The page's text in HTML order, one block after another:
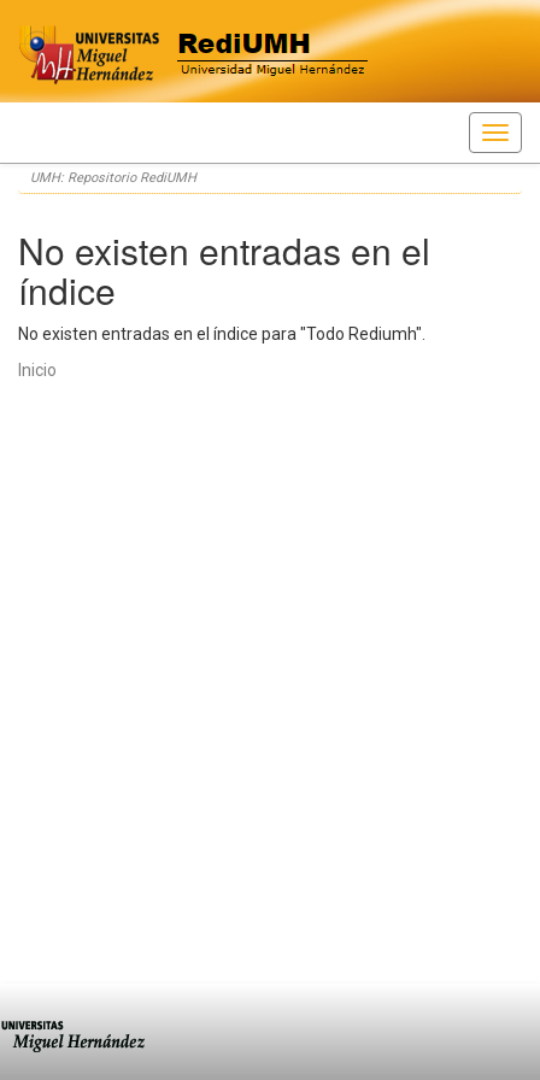
Skip
navigation
UMH: Repositorio RediUMH
No existen entradas en el
índice
No existen entradas en el índice para "Todo Rediumh".
Inicio